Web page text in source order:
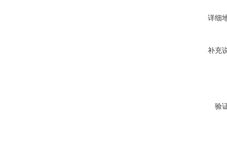
详细
补充
验